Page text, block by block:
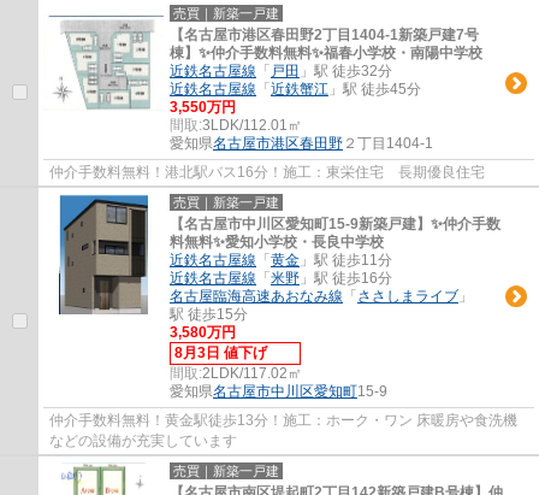
売買｜新築一戸建
【名古屋市港区春田野2丁目1404-1新築戸建7号
棟】✨️仲介手数料無料✨️福春小学校・南陽中学校
近鉄名古屋線 「 戸田 」駅 徒歩32分
近鉄名古屋線 「 近鉄蟹江 」駅 徒歩45分
3,550万円
間取:3LDK/112.01㎡
愛知県名古屋市港区春田野 ２丁目1404-1
仲介手数料無料！港北駅バス16分！施工：東栄住宅 長期優良住宅
売買｜新築一戸建
【名古屋市中川区愛知町15-9新築戸建】✨️仲介手数
料無料✨️愛知小学校・長良中学校
近鉄名古屋線 「 黄金 」駅 徒歩11分
近鉄名古屋線 「 米野 」駅 徒歩16分
名古屋臨海高速あおなみ線 「 ささしまライブ 」
駅 徒歩15分
3,580万円
8月3日 値下げ
間取:2LDK/117.02㎡
愛知県名古屋市中川区愛知町15-9
仲介手数料無料！黄金駅徒歩13分！施工：ホーク・ワン 床暖房や食洗機
などの設備が充実しています
売買｜新築一戸建